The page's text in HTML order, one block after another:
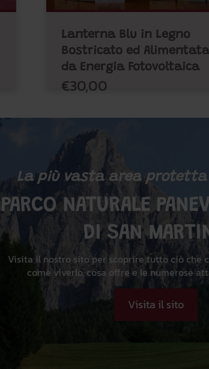
Lanterna Blu in Legno
Bostricato ed Alimentata
da Energia Fotovoltaica
€30,00
La più vasta area protetta
PARCO NATURALE
DI SAN
Visita il nostro sito per scoprire tutto ciò che
come viverlo, cosa offre e le numerose
Visita il sito